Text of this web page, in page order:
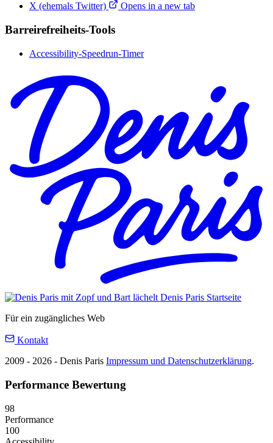
X (ehemals Twitter)
Opens in a new tab
Barreirefreiheits-Tools
Accessibility-Speedrun-Timer
Denis Paris Startseite
Für ein zugängliches Web
Kontakt
2009 - 2026 - Denis Paris Impressum und Datenschutzerklärung.
Performance Bewertung
98
Performance
100